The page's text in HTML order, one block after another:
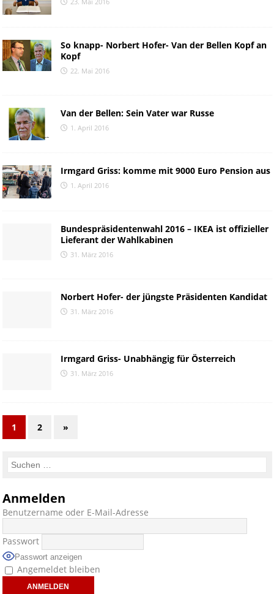
So knapp- Norbert Hofer- Van der Bellen Kopf an
Kopf
22. Mai 2016
Van der Bellen: Sein Vater war Russe
1. April 2016
Irmgard Griss: komme mit 9000 Euro Pension aus
1. April 2016
Bundespräsidentenwahl 2016 – IKEA ist offizieller
Lieferant der Wahlkabinen
31. März 2016
Norbert Hofer- der jüngste Präsidenten Kandidat
31. März 2016
Irmgard Griss- Unabhängig für Österreich
31. März 2016
1 2 »
Anmelden
Benutzername oder E-Mail-Adresse
Passwort
Passwort anzeigen
Angemeldet bleiben